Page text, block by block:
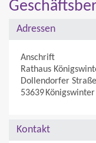
Adressen
Anschrift
Rathaus
Dollendorfer
53639 Königswinter
Kontakt